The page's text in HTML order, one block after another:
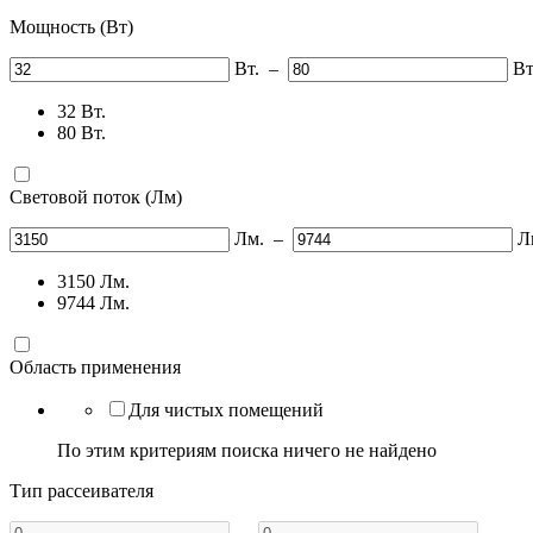
Мощность (Вт)
Вт. –
32 Вт.
80 Вт.
Световой поток (Лм)
Лм. –
3150 Лм.
9744 Лм.
Область применения
Для чистых помещений
По этим критериям поиска ничего не найдено
Тип рассеивателя